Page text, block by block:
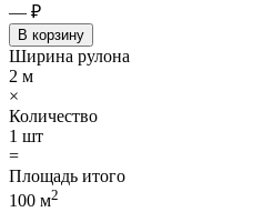
— ₽
В корзину
Ширина рулона
2 м
×
Количество
1 шт
=
Площадь итого
100 м2